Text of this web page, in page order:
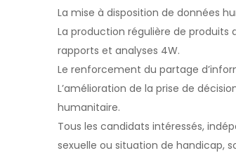
La mise à disposition de données
La production régulière de
rapports et analyses 4W.
Le renforcement du partage
L’amélioration de la prise de
humanitaire.
Tous les candidats intéressés,
sexuelle ou situation de handicap,